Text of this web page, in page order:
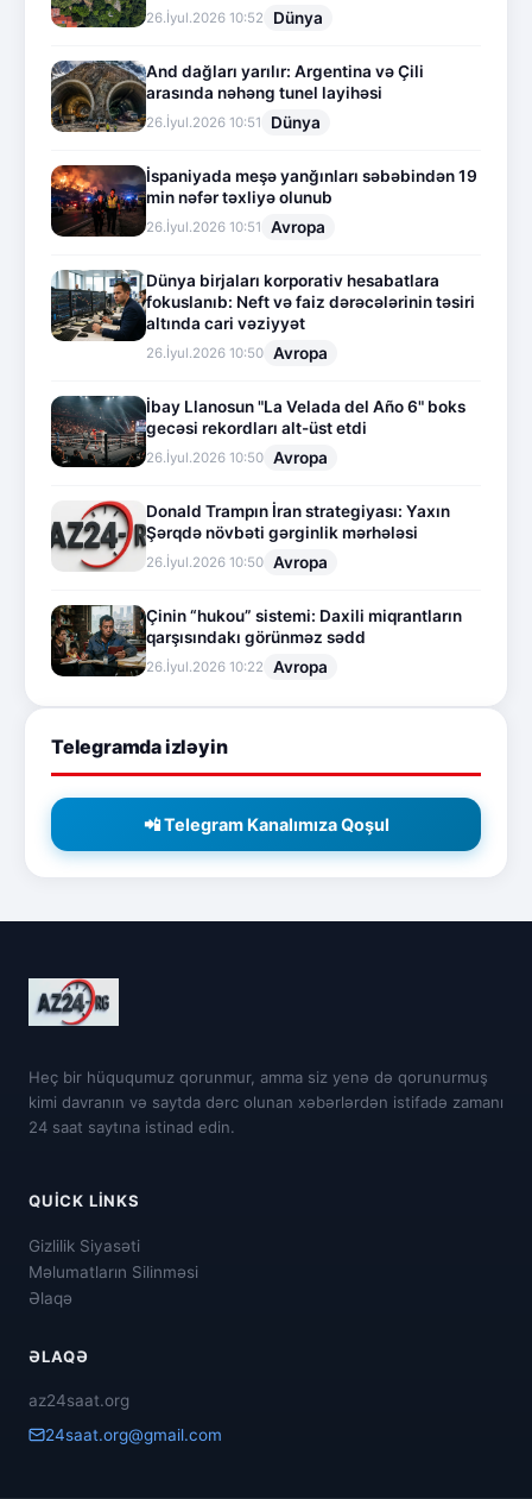
26.İyul.2026 10:52 Dünya
And dağları yarılır: Argentina və Çili
arasında nəhəng tunel layihəsi
26.İyul.2026 10:51 Dünya
İspaniyada meşə yanğınları səbəbindən 19
min nəfər təxliyə olunub
26.İyul.2026 10:51 Avropa
Dünya birjaları korporativ hesabatlara
fokuslanıb: Neft və faiz dərəcələrinin təsiri
altında cari vəziyyət
26.İyul.2026 10:50 Avropa
İbay Llanosun "La Velada del Año 6" boks
gecəsi rekordları alt-üst etdi
26.İyul.2026 10:50 Avropa
Donald Trampın İran strategiyası: Yaxın
Şərqdə növbəti gərginlik mərhələsi
26.İyul.2026 10:50 Avropa
Çinin “hukou” sistemi: Daxili miqrantların
qarşısındakı görünməz sədd
26.İyul.2026 10:22 Avropa
Telegramda izləyin
📲 Telegram Kanalımıza Qoşul
Heç bir hüququmuz qorunmur, amma siz yenə də qorunurmuş
kimi davranın və saytda dərc olunan xəbərlərdən istifadə zamanı
24 saat saytına istinad edin.
QUICK LINKS
Gizlilik Siyasəti
Məlumatların Silinməsi
Əlaqə
ƏLAQƏ
az24saat.org
24saat.org@gmail.com